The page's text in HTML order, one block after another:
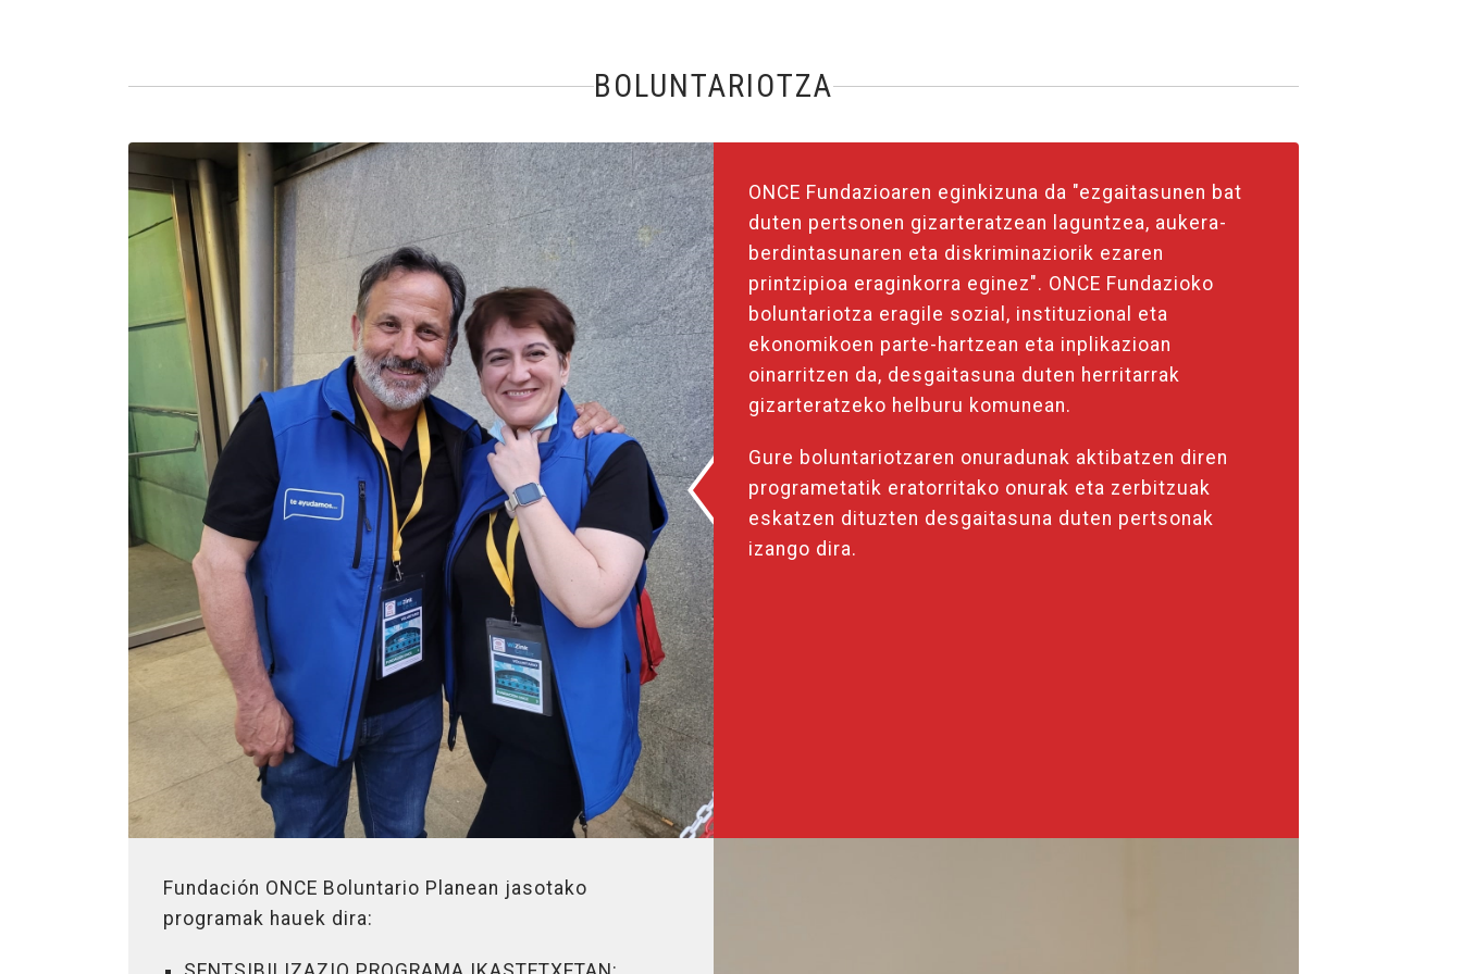
BOLUNTARIOTZA
ONCE Fundazioaren eginkizuna da "ezgaitasunen bat
duten pertsonen gizarteratzean laguntzea, aukera-
berdintasunaren eta diskriminaziorik ezaren
printzipioa eraginkorra eginez". ONCE Fundazioko
boluntariotza eragile sozial, instituzional eta
ekonomikoen parte-hartzean eta inplikazioan
oinarritzen da, desgaitasuna duten herritarrak
gizarteratzeko helburu komunean.
Gure boluntariotzaren onuradunak aktibatzen diren
programetatik eratorritako onurak eta zerbitzuak
eskatzen dituzten desgaitasuna duten pertsonak
izango dira.
Fundación ONCE Boluntario Planean jasotako
programak hauek dira: